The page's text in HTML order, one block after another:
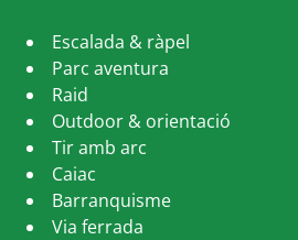
Escalada & ràpel
Parc aventura
Raid
Outdoor & orientació
Tir amb arc
Caiac
Barranquisme
Via ferrada